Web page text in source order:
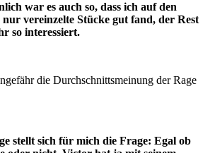
war es auch so, dass ich auf den
vereinzelte Stücke gut fand, der Rest
so interessiert.
die Durchschnittsmeinung der Rage
stellt sich für mich die Frage: Egal ob